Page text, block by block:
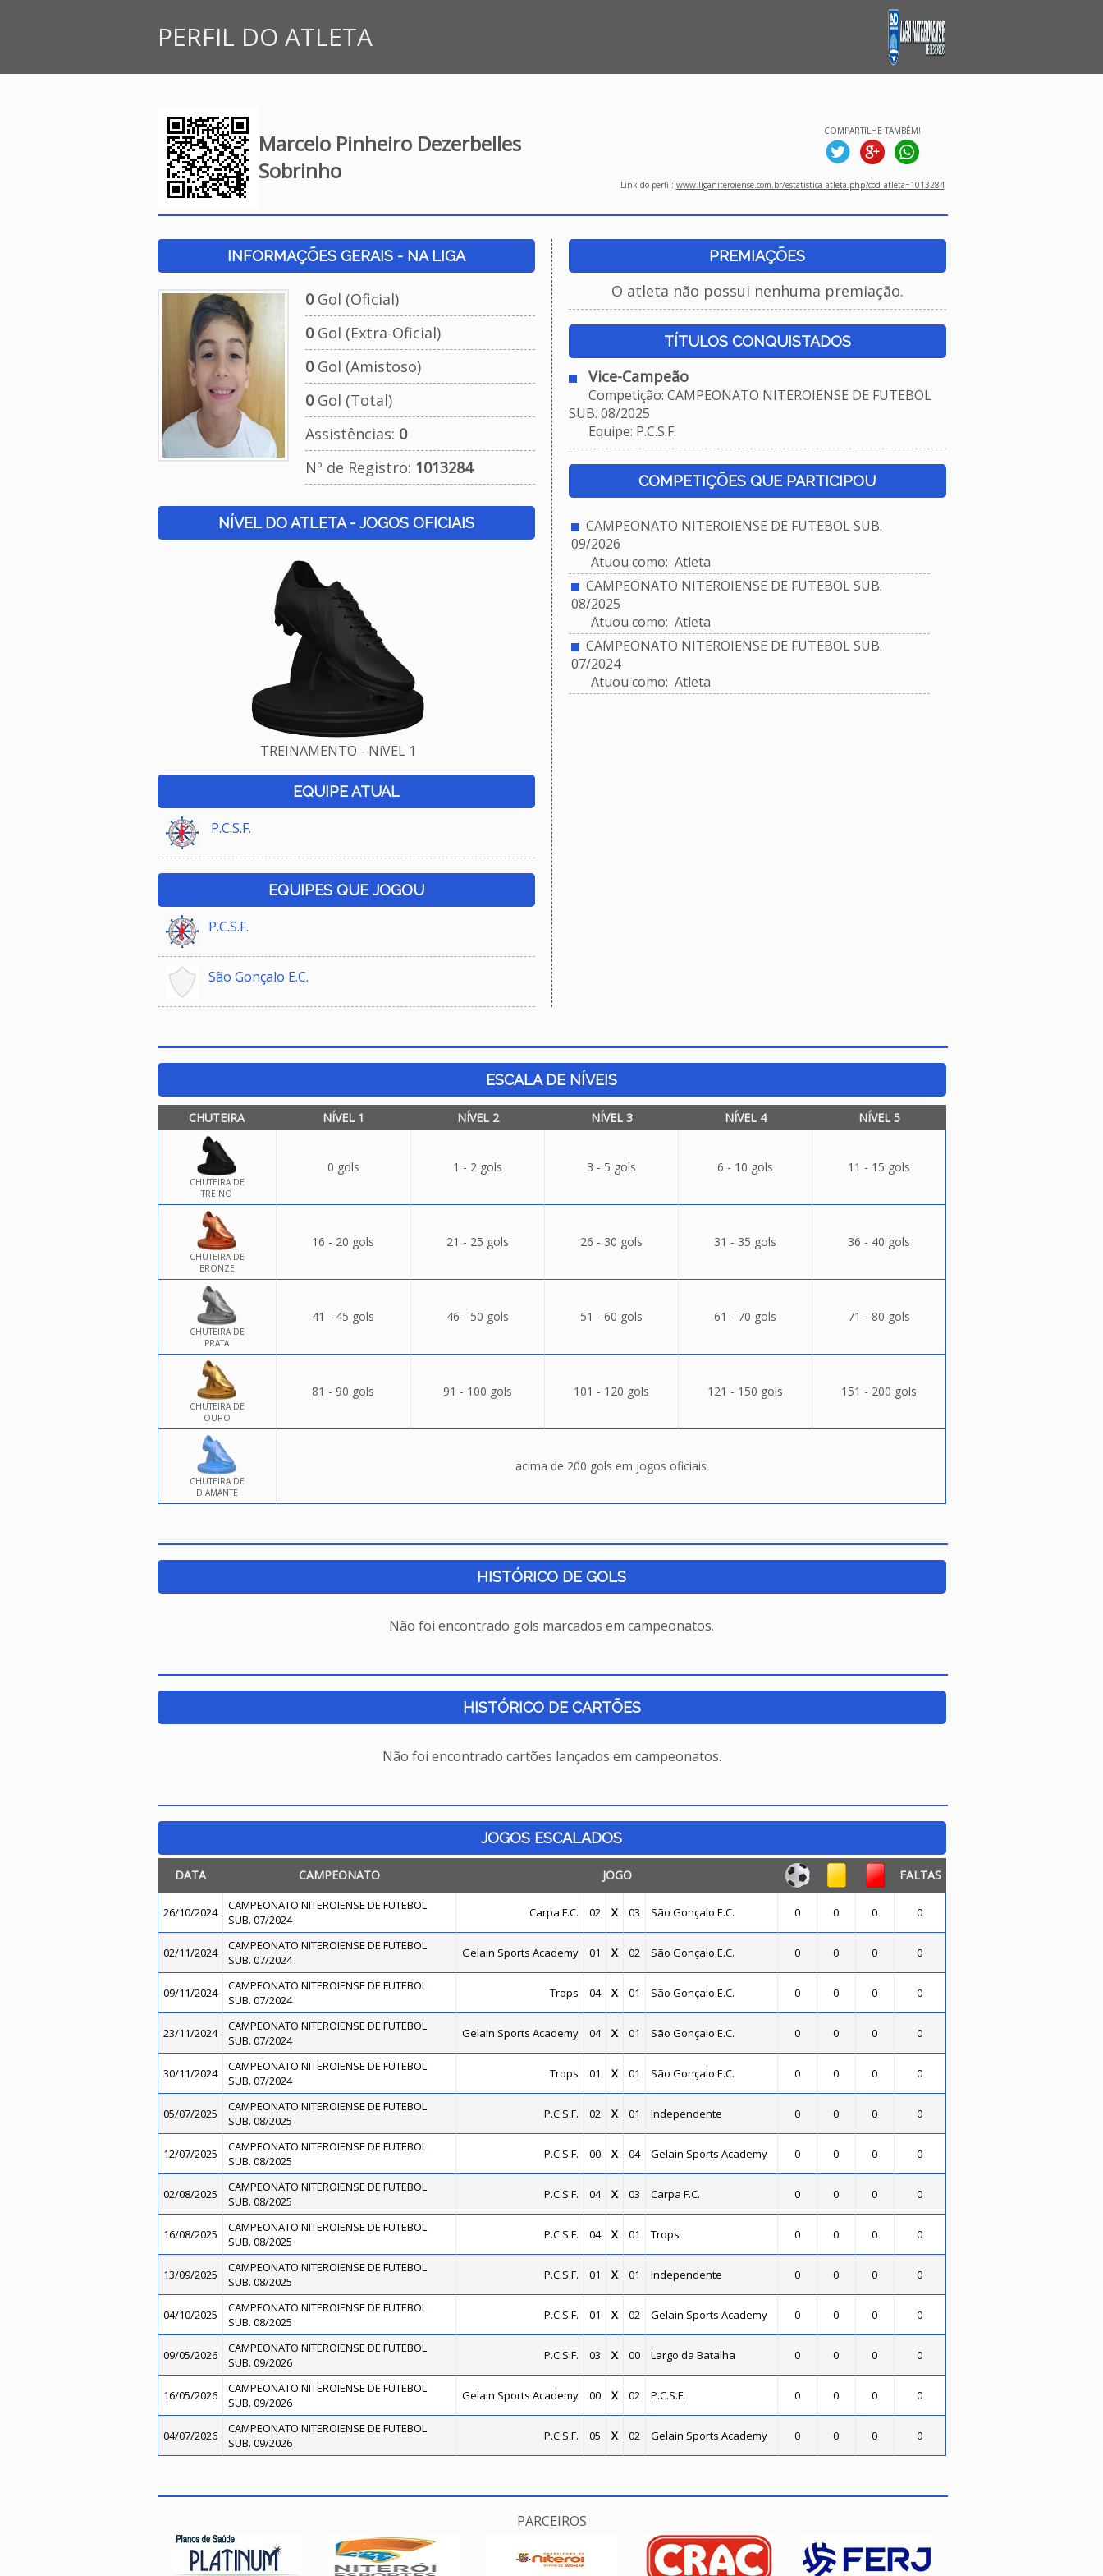
PERFIL DO ATLETA
Marcelo Pinheiro Dezerbelles
Sobrinho
COMPARTILHE TAMBÉM!
Link do perfil: www.liganiteroiense.com.br/estatistica_atleta.php?cod_atleta=1013284
INFORMAÇÕES GERAIS - NA LIGA
0Gol (Oficial)
0Gol (Extra-Oficial)
0Gol (Amistoso)
0Gol (Total)
Assistências: 0
Nº de Registro: 1013284
NÍVEL DO ATLETA - JOGOS OFICIAIS
TREINAMENTO - NíVEL 1
EQUIPE ATUAL
P.C.S.F.
EQUIPES QUE JOGOU
P.C.S.F.
São Gonçalo E.C.
PREMIAÇÕES
O atleta não possui nenhuma premiação.
TÍTULOS CONQUISTADOS
Vice-Campeão
Competição: CAMPEONATO NITEROIENSE DE FUTEBOL
SUB. 08/2025
Equipe: P.C.S.F.
COMPETIÇÕES QUE PARTICIPOU
CAMPEONATO NITEROIENSE DE FUTEBOL SUB.
09/2026
Atuou como: Atleta
CAMPEONATO NITEROIENSE DE FUTEBOL SUB.
08/2025
Atuou como: Atleta
CAMPEONATO NITEROIENSE DE FUTEBOL SUB.
07/2024
Atuou como: Atleta
ESCALA DE NÍVEIS
CHUTEIRA NÍVEL 1 NÍVEL 2 NÍVEL 3 NÍVEL 4 NÍVEL 5
CHUTEIRA DE
TREINO
0 gols 1 - 2 gols 3 - 5 gols 6 - 10 gols 11 - 15 gols
CHUTEIRA DE
BRONZE
16 - 20 gols 21 - 25 gols 26 - 30 gols 31 - 35 gols 36 - 40 gols
CHUTEIRA DE
PRATA
41 - 45 gols 46 - 50 gols 51 - 60 gols 61 - 70 gols 71 - 80 gols
CHUTEIRA DE
OURO
81 - 90 gols 91 - 100 gols 101 - 120 gols 121 - 150 gols 151 - 200 gols
CHUTEIRA DE
DIAMANTE
acima de 200 gols em jogos oficiais
HISTÓRICO DE GOLS
Não foi encontrado gols marcados em campeonatos.
HISTÓRICO DE CARTÕES
Não foi encontrado cartões lançados em campeonatos.
JOGOS ESCALADOS
DATA CAMPEONATO JOGO FALTAS
26/10/2024
CAMPEONATO NITEROIENSE DE FUTEBOL
SUB. 07/2024
Carpa F.C. 02 X 03 São Gonçalo E.C. 0 0 0 0
02/11/2024
CAMPEONATO NITEROIENSE DE FUTEBOL
SUB. 07/2024
Gelain Sports Academy 01 X 02 São Gonçalo E.C. 0 0 0 0
09/11/2024
CAMPEONATO NITEROIENSE DE FUTEBOL
SUB. 07/2024
Trops 04 X 01 São Gonçalo E.C. 0 0 0 0
23/11/2024
CAMPEONATO NITEROIENSE DE FUTEBOL
SUB. 07/2024
Gelain Sports Academy 04 X 01 São Gonçalo E.C. 0 0 0 0
30/11/2024
CAMPEONATO NITEROIENSE DE FUTEBOL
SUB. 07/2024
Trops 01 X 01 São Gonçalo E.C. 0 0 0 0
05/07/2025
CAMPEONATO NITEROIENSE DE FUTEBOL
SUB. 08/2025
P.C.S.F. 02 X 01 Independente 0 0 0 0
12/07/2025
CAMPEONATO NITEROIENSE DE FUTEBOL
SUB. 08/2025
P.C.S.F. 00 X 04 Gelain Sports Academy 0 0 0 0
02/08/2025
CAMPEONATO NITEROIENSE DE FUTEBOL
SUB. 08/2025
P.C.S.F. 04 X 03 Carpa F.C. 0 0 0 0
16/08/2025
CAMPEONATO NITEROIENSE DE FUTEBOL
SUB. 08/2025
P.C.S.F. 04 X 01 Trops 0 0 0 0
13/09/2025
CAMPEONATO NITEROIENSE DE FUTEBOL
SUB. 08/2025
P.C.S.F. 01 X 01 Independente 0 0 0 0
04/10/2025
CAMPEONATO NITEROIENSE DE FUTEBOL
SUB. 08/2025
P.C.S.F. 01 X 02 Gelain Sports Academy 0 0 0 0
09/05/2026
CAMPEONATO NITEROIENSE DE FUTEBOL
SUB. 09/2026
P.C.S.F. 03 X 00 Largo da Batalha 0 0 0 0
16/05/2026
CAMPEONATO NITEROIENSE DE FUTEBOL
SUB. 09/2026
Gelain Sports Academy 00 X 02 P.C.S.F. 0 0 0 0
04/07/2026
CAMPEONATO NITEROIENSE DE FUTEBOL
SUB. 09/2026
P.C.S.F. 05 X 02 Gelain Sports Academy 0 0 0 0
PARCEIROS